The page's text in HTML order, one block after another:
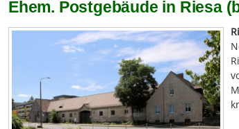
Ehem. Postgebäude in Riesa